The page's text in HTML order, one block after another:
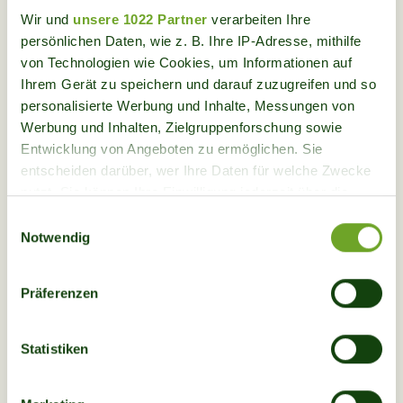
Wir und unsere 1022 Partner verarbeiten Ihre
persönlichen Daten, wie z. B. Ihre IP-Adresse, mithilfe
von Technologien wie Cookies, um Informationen auf
Ihrem Gerät zu speichern und darauf zuzugreifen und so
personalisierte Werbung und Inhalte, Messungen von
Werbung und Inhalten, Zielgruppenforschung sowie
Entwicklung von Angeboten zu ermöglichen. Sie
entscheiden darüber, wer Ihre Daten für welche Zwecke
nutzt. Sie können Ihre Einwilligung jederzeit über die
Trigger Symbol ändern oder widerrufen
Informationen über Ihre geografische Lage
können
bestimmten Merkmalen (Fingerprinting) identifizieren
Notwendig
Präferenzen
Statistiken
Bild
Die Arbeiten werden flexibel an aktuelle Bedürfnisse
sowie Wetter- und Geländebedingungen angepasst